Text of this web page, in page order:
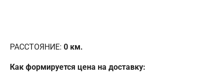
РАССТОЯНИЕ: 0 км.
Как формируется цена на доставку: